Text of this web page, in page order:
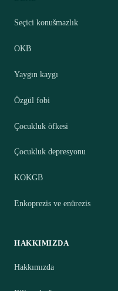
Seçici konušmazlık
OKB
Yaygın kaygı
Özgül fobi
Çocukluk öfkesi
Çocukluk depresyonu
KOKGB
Enkoprezis ve enürezis
HAKKIMIZDA
Hakkımızda